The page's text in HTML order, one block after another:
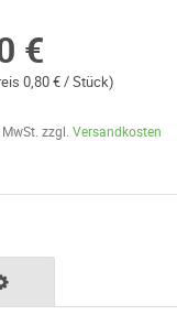
€
0,80 € / Stück)
zzgl. Versandkosten